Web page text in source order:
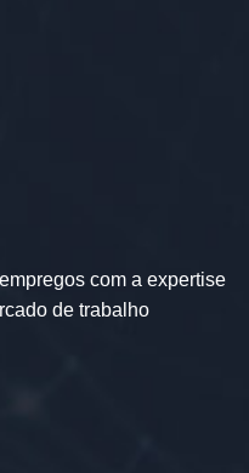
com a expertise
de trabalho